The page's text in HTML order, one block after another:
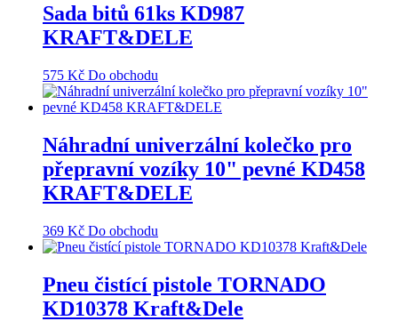
Sada bitů 61ks KD987
KRAFT&DELE
575 Kč Do obchodu
Náhradní univerzální kolečko pro
přepravní vozíky 10" pevné KD458
KRAFT&DELE
369 Kč Do obchodu
Pneu čistící pistole TORNADO
KD10378 Kraft&Dele